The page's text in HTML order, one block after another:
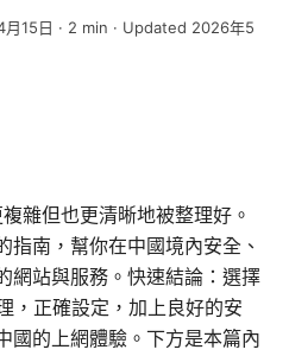
15日 · 2 min · Updated 2026年5
雜但也更清晰地被整理好。
指南，幫你在中國境內安全、
網站與服務。快速結論：選擇
，正確設定，加上良好的安
國的上網體驗。下方是本篇內